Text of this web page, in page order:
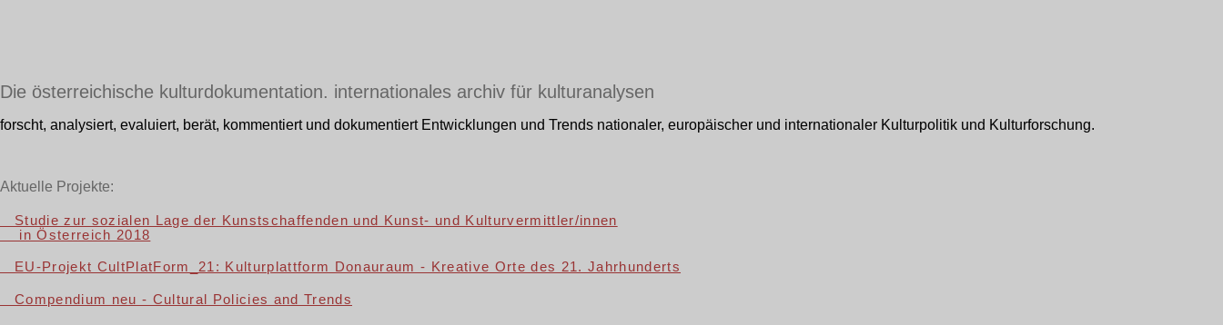
Die österreichische kulturdokumentation. internationales archiv für kulturanalysen
forscht, analysiert, evaluiert, berät, kommentiert und dokumentiert Entwicklungen und Trends nationaler, europäischer und internationaler Kulturpolitik und Kulturforschung.
Aktuelle Projekte:
Studie zur sozialen Lage der Kunstschaffenden und Kunst- und Kulturvermittler/innen
in Österreich 2018
EU-Projekt CultPlatForm_21: Kulturplattform Donauraum - Kreative Orte des 21. Jahrhunderts
Compendium neu - Cultural Policies and Trends